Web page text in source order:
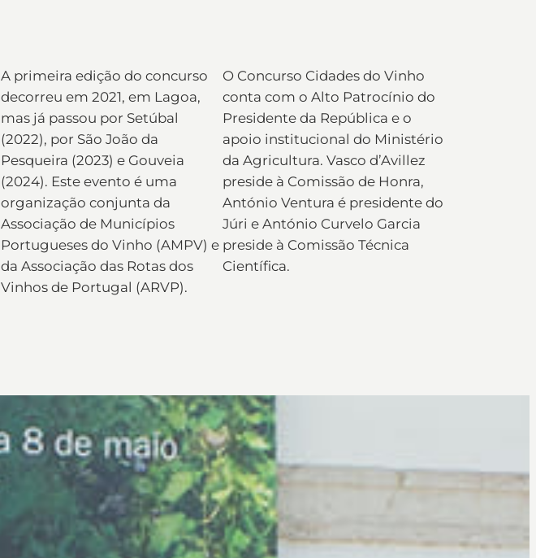
A primeira edição do concurso
decorreu em 2021, em Lagoa,
mas já passou por Setúbal
(2022), por São João da
Pesqueira (2023) e Gouveia
(2024). Este evento é uma
organização conjunta da
Associação de Municípios
Portugueses do Vinho (AMPV) e
da Associação das Rotas dos
Vinhos de Portugal (ARVP).
O Concurso Cidades do Vinho
conta com o Alto Patrocínio do
Presidente da República e o
apoio institucional do Ministério
da Agricultura. Vasco d’Avillez
preside à Comissão de Honra,
António Ventura é presidente do
Júri e António Curvelo Garcia
preside à Comissão Técnica
Científica.